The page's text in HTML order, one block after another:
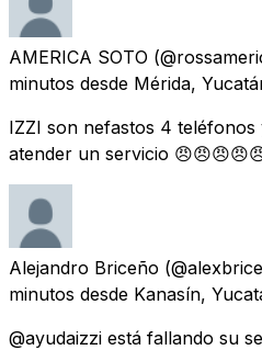
AMERICA SOTO
minutos desde Mérida,
IZZI son nefastos 4
atender un servicio
Alejandro Briceño
minutos desde Kanasín,
@ayudaizzi está fallando su